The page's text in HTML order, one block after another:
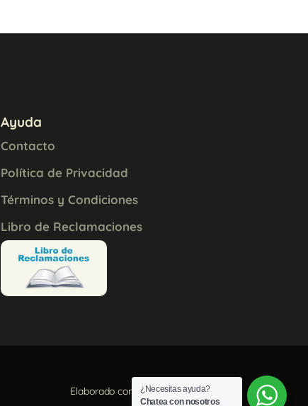
Ayuda
Contacto
Política de Privacidad
Términos y Condiciones
Libro de Reclamaciones
Elaborado con porAura Creativa
¿Necesitas ayuda?
Chatea con nosotros